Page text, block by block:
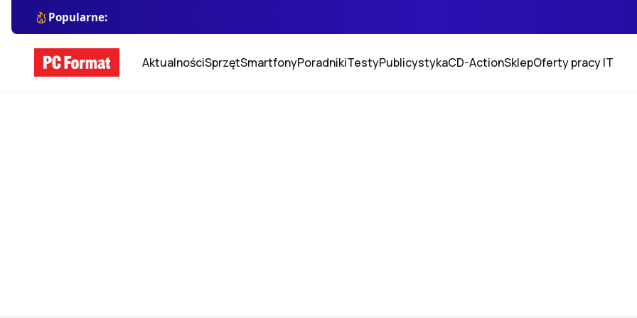
Popularne:
AktualnościSprzętSmartfonyPoradnikiTestyPublicystykaCD-ActionSklepOferty pracy IT